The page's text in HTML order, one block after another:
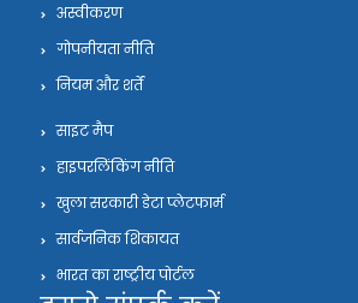
अस्वीकरण
गोपनीयता नीति
नियम और शर्तें
साइट मैप
हाइपरलिंकिंग नीति
खुला सरकारी डेटा प्लेटफार्म
सार्वजनिक शिकायत
भारत का राष्ट्रीय पोर्टल